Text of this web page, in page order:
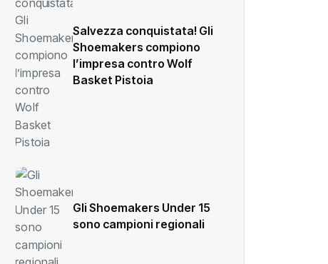
Salvezza conquistata! Gli
Shoemakers compiono
l’impresa contro Wolf
Basket Pistoia
Gli Shoemakers Under 15
sono campioni regionali